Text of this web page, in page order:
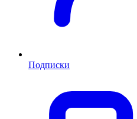
Подписки